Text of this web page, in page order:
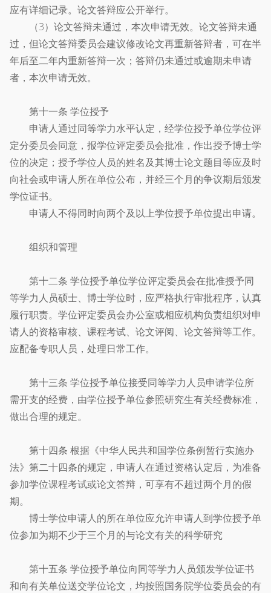
应有详细记录。论文答辩应公开举行。
（3）论文答辩未通过，本次申请无效。论文答辩未通
过，但论文答辩委员会建议修改论文再重新答辩者，可在半
年后至二年内重新答辩一次；答辩仍未通过或逾期未申请
者，本次申请无效。
第十一条 学位授予
申请人通过同等学力水平认定，经学位授予单位学位评
定分委员会同意，报学位评定委员会批准，作出授予博士学
位的决定；授予学位人员的姓名及其博士论文题目等应及时
向社会或申请人所在单位公布，并经三个月的争议期后颁发
学位证书。
申请人不得同时向两个及以上学位授予单位提出申请。
组织和管理
第十二条 学位授予单位学位评定委员会在批准授予同
等学力人员硕士、博士学位时，应严格执行审批程序，认真
履行职责。学位评定委员会办公室或相应机构负责组织对申
请人的资格审核、课程考试、论文评阅、论文答辩等工作。
应配备专职人员，处理日常工作。
第十三条 学位授予单位接受同等学力人员申请学位所
需开支的经费，由学位授予单位参照研究生有关经费标准，
做出合理的规定。
第十四条 根据《中华人民共和国学位条例暂行实施办
法》第二十四条的规定，申请人在通过资格认定后，为准备
参加学位课程考试或论文答辩，可享有不超过两个月的假
期。
博士学位申请人的所在单位应允许申请人到学位授予单
位参加为期不少于三个月的与论文有关的科学研究
第十五条 学位授予单位向同等学力人员颁发学位证书
和向有关单位送交学位论文，均按照国务院学位委员会的有